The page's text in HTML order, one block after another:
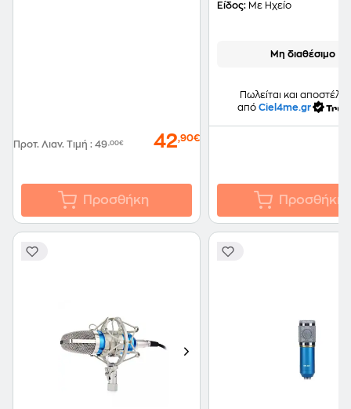
Προτ. Λιαν. Τιμή : 49,00€ 42,90€
Προσθήκη
Είδος: Με Ηχείο
Μη διαθέσιμο
Πωλείται και
από Ciel4me.gr
Προσθήκη